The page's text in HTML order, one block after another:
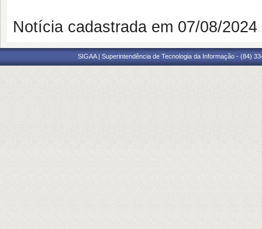
Notícia cadastrada em 07/08/
SIGAA | Superintendência de Tecnologia da Informação - (84)